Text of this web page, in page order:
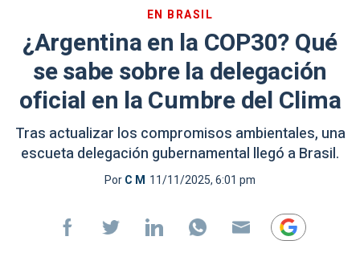
EN BRASIL
¿Argentina en la COP30? Qué
se sabe sobre la delegación
oficial en la Cumbre del Clima
Tras actualizar los compromisos ambientales, una
escueta delegación gubernamental llegó a Brasil.
PorC M 11/11/2025, 6:01 pm